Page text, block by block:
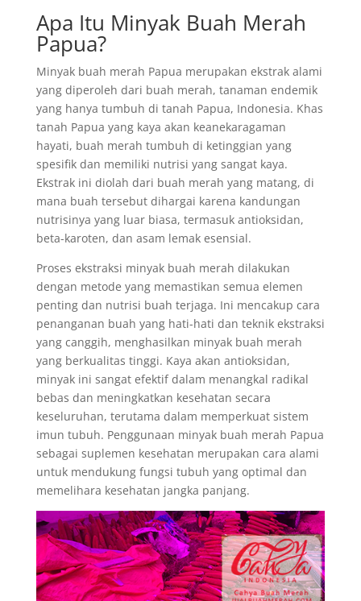
Apa Itu Minyak Buah Merah
Papua?
Minyak buah merah Papua merupakan ekstrak alami
yang diperoleh dari buah merah, tanaman endemik
yang hanya tumbuh di tanah Papua, Indonesia. Khas
tanah Papua yang kaya akan keanekaragaman
hayati, buah merah tumbuh di ketinggian yang
spesifik dan memiliki nutrisi yang sangat kaya.
Ekstrak ini diolah dari buah merah yang matang, di
mana buah tersebut dihargai karena kandungan
nutrisinya yang luar biasa, termasuk antioksidan,
beta-karoten, dan asam lemak esensial.
Proses ekstraksi minyak buah merah dilakukan
dengan metode yang memastikan semua elemen
penting dan nutrisi buah terjaga. Ini mencakup cara
penanganan buah yang hati-hati dan teknik ekstraksi
yang canggih, menghasilkan minyak buah merah
yang berkualitas tinggi. Kaya akan antioksidan,
minyak ini sangat efektif dalam menangkal radikal
bebas dan meningkatkan kesehatan secara
keseluruhan, terutama dalam memperkuat sistem
imun tubuh. Penggunaan minyak buah merah Papua
sebagai suplemen kesehatan merupakan cara alami
untuk mendukung fungsi tubuh yang optimal dan
memelihara kesehatan jangka panjang.